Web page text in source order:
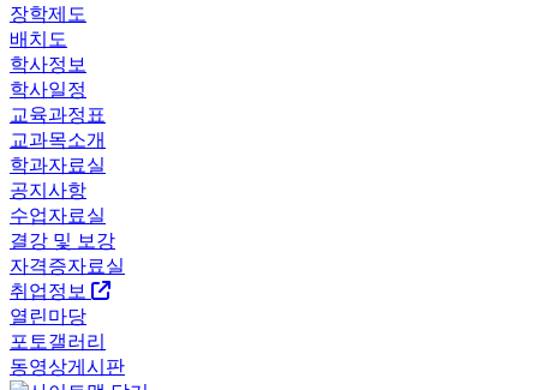
장학제도
배치도
학사정보
학사일정
교육과정표
교과목소개
학과자료실
공지사항
수업자료실
결강 및 보강
자격증자료실
취업정보
열린마당
포토갤러리
동영상게시판